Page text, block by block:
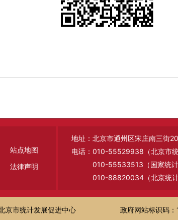
站点地图
法律声明
地址：北京市通州区宋庄南三
电话：010-55529938（北京市统
010-55533513（国家统计
010-88820034（北京统计
京市统计发展促进中心 政府网站标识码